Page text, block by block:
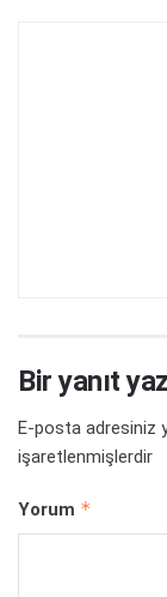
Bir yanıt
E-posta adresiniz
işaretlenmişlerdir
Yorum *